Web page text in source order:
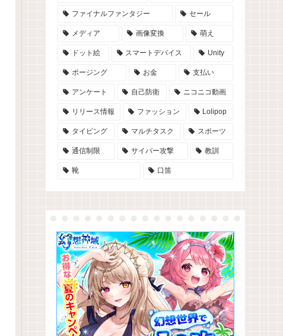
ファイナルファンタジー セール
メディア 画像変換 萌え
ドット絵 スマートデバイス Unity
ポージング お金 支払い
アンケート 自己防衛 ニコニコ動画
リリース情報 ファッション Lolipop
タイピング マルチタスク スポーツ
通信制限 サイバー攻撃 教訓
靴 口笛